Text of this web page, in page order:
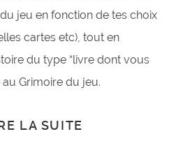
jeu en fonction de tes choix
cartes etc), tout en
du type “livre dont vous
Grimoire du jeu.
LA SUITE